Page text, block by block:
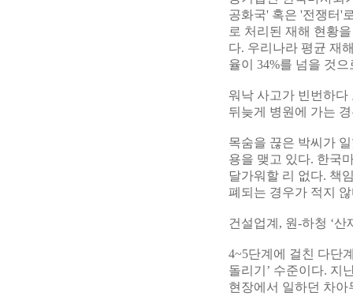
공화국' 혹은 '전쟁터'
로 처리된 재해 현황
다. 우리나라 평균 재
율이 34%를 넘을 것
워낙 사고가 빈번하
뒤늦게 병원에 가는
목숨을 끊은 박씨가
용을 맺고 있다. 한국
달가워할 리 없다. 책
폐되는 경우가 적지
건설업계, 원-하청 ‘산
4~5단계에 걸친 다단
돌리기’ 수준이다. 지
현장에서 일하던 차아